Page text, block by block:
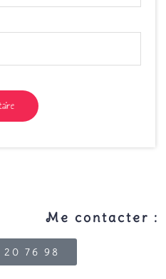
Me contacter :
20 76 98